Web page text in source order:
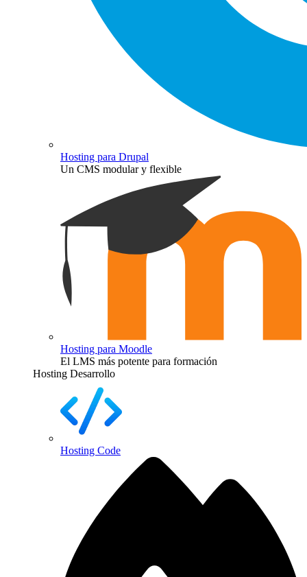
Hosting para Drupal
Un CMS modular y flexible
Hosting para Moodle
El LMS más potente para formación
Hosting Desarrollo
Hosting Code